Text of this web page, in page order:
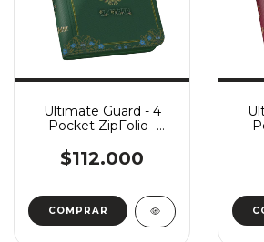
Ultimate Guard - 4
Pocket ZipFolio -
$112.000